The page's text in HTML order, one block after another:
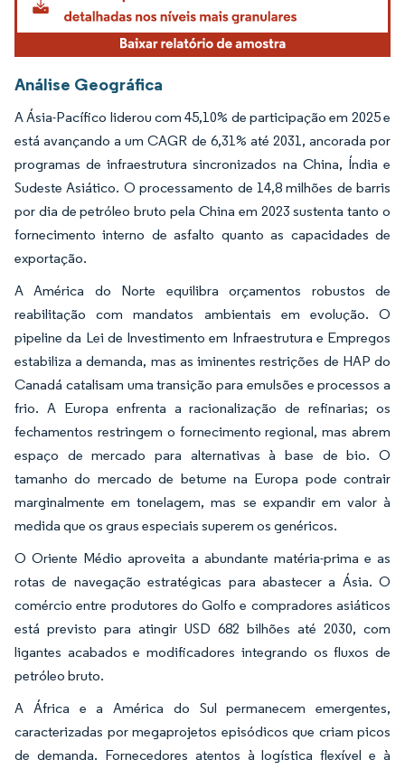
Análise Geográfica
A Ásia-Pacífico liderou com 45,10% de participação em 2025 e
está avançando a um CAGR de 6,31% até 2031, ancorada por
programas de infraestrutura sincronizados na China, Índia e
Sudeste Asiático. O processamento de 14,8 milhões de barris
por dia de petróleo bruto pela China em 2023 sustenta tanto o
fornecimento interno de asfalto quanto as capacidades de
exportação.
A América do Norte equilibra orçamentos robustos de
reabilitação com mandatos ambientais em evolução. O
pipeline da Lei de Investimento em Infraestrutura e Empregos
estabiliza a demanda, mas as iminentes restrições de HAP do
Canadá catalisam uma transição para emulsões e processos a
frio. A Europa enfrenta a racionalização de refinarias; os
fechamentos restringem o fornecimento regional, mas abrem
espaço de mercado para alternativas à base de bio. O
tamanho do mercado de betume na Europa pode contrair
marginalmente em tonelagem, mas se expandir em valor à
medida que os graus especiais superem os genéricos.
O Oriente Médio aproveita a abundante matéria-prima e as
rotas de navegação estratégicas para abastecer a Ásia. O
comércio entre produtores do Golfo e compradores asiáticos
está previsto para atingir USD 682 bilhões até 2030, com
ligantes acabados e modificadores integrando os fluxos de
petróleo bruto.
A África e a América do Sul permanecem emergentes,
caracterizadas por megaprojetos episódicos que criam picos
de demanda. Fornecedores atentos à logística flexível e à